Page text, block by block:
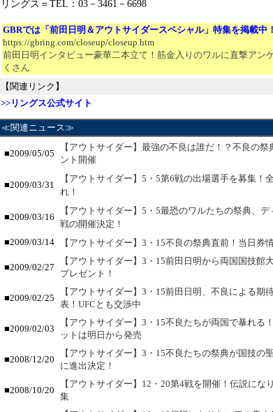
リングス＝TEL：03－3461－6698
GBRでは「前田日明＆アウトサイダースペシャル」特集を掲載中！
https://gbring.com/closeup/closeup.htm
前田日明インタビュー豪華二本立て！筋金入りのワルに直撃アン
くさん
【関連リンク】
>>リングス公式サイト
≪関連ニュース≫
■2009/05/05
【アウトサイダー】最強の不良は誰だ！？不良の祭
ント開催
■2009/03/31
【アウトサイダー】5・5第6戦の出場選手を募集！
れ！
■2009/03/16
【アウトサイダー】5・5最恐のワルたちの祭典、
戦の開催決定！
■2009/03/14
【アウトサイダー】3・15不良の祭典直前！当日券
■2009/02/27
【アウトサイダー】3・15前田日明から両国国技館
プレゼント！
■2009/02/25
【アウトサイダー】3・15前田日明、不良による期
表！UFCとも交渉中
■2009/02/03
【アウトサイダー】3・15不良たちが両国で暴れる
ットは明日から発売
■2008/12/20
【アウトサイダー】3・15不良たちの祭典が国技の
に進出決定！
■2008/10/20
【アウトサイダー】12・20第4戦を開催！伝説にな
集